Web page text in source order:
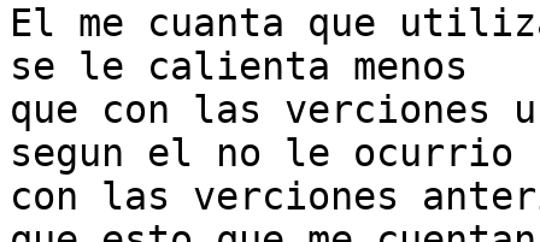
El me cuanta que
se le calienta menos
que con las verciones
segun el no le ocurrio
con las verciones